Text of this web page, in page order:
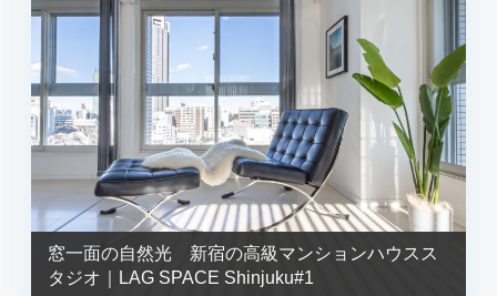
窓一面の自然光 新宿の高級マンションハウスス
タジオ｜LAG SPACE Shinjuku#1